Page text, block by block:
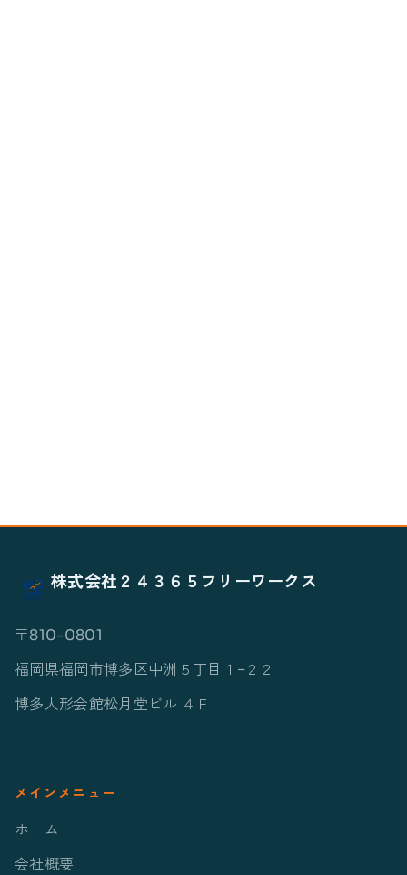
株式会社２４３６５フリーワークス
〒810-0801
福岡県福岡市博多区中洲５丁目１−２２
博多人形会館松月堂ビル ４Ｆ
メインメニュー
ホーム
会社概要